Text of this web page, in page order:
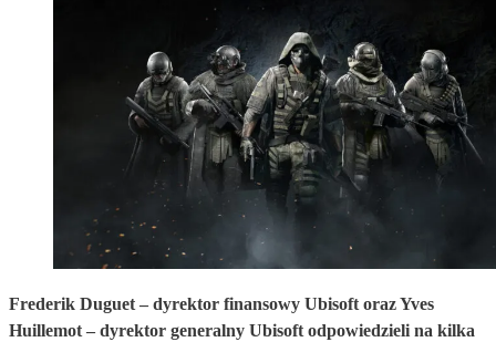
Frederik Duguet – dyrektor finansowy Ubisoft oraz Yves
Huillemot – dyrektor generalny Ubisoft odpowiedzieli na kilka